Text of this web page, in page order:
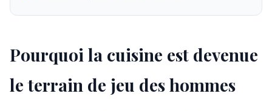
Pourquoi la cuisine est devenue
le terrain de jeu des hommes